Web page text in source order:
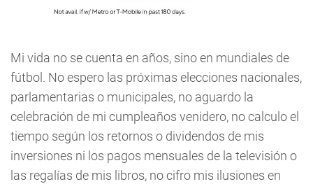
Mi vida no se cuenta en años, sino en mundiales de
fútbol. No espero las próximas elecciones nacionales,
parlamentarias o municipales, no aguardo la
celebración de mi cumpleaños venidero, no calculo el
tiempo según los retornos o dividendos de mis
inversiones ni los pagos mensuales de la televisión o
las regalías de mis libros, no cifro mis ilusiones en